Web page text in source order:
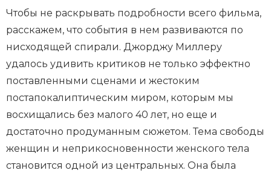
Чтобы не раскрывать подробности всего фильма,
расскажем, что события в нем развиваются по
нисходящей спирали. Джорджу Миллеру
удалось удивить критиков не только эффектно
поставленными сценами и жестоким
постапокалиптическим миром, которым мы
восхищались без малого 40 лет, но еще и
достаточно продуманным сюжетом. Тема свободы
женщин и неприкосновенности женского тела
становится одной из центральных. Она была